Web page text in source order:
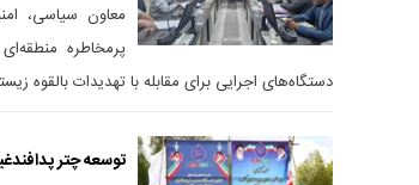
معاون سیاسی،
پرمخاطره
دستگاه‌های اجرایی برای مقابله با تهدیدات بالقوه
توسعه چتر